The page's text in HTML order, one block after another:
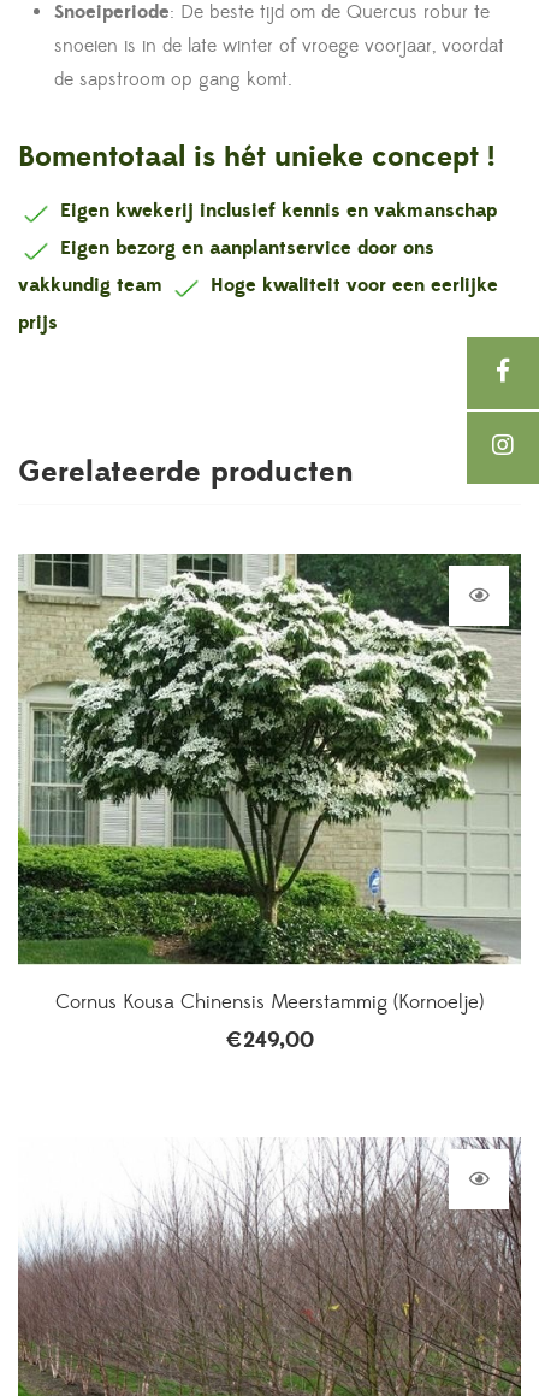
Snoeiperiode: De beste tijd om de Quercus robur te
snoeien is in de late winter of vroege voorjaar, voordat
de sapstroom op gang komt.
Bomentotaal is hét unieke concept !
Eigen kwekerij inclusief kennis en vakmanschap
Eigen bezorg en aanplantservice door ons
vakkundig team
Hoge kwaliteit voor een eerlijke
prijs
Gerelateerde producten
Cornus Kousa Chinensis Meerstammig (Kornoelje)
€249,00